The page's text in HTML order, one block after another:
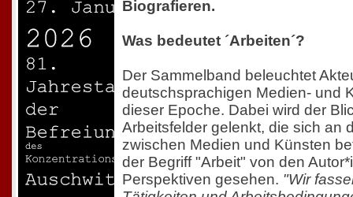
Biografieren.
Was bedeutet ´Arbeiten´?
Der Sammelband beleuchtet
deutschsprachigen Medien- und
dieser Epoche. Dabei wird der
Arbeitsfelder gelenkt, die sich an
zwischen Medien und Künsten
der Begriff "Arbeit" von den
Perspektiven gesehen. "Wir